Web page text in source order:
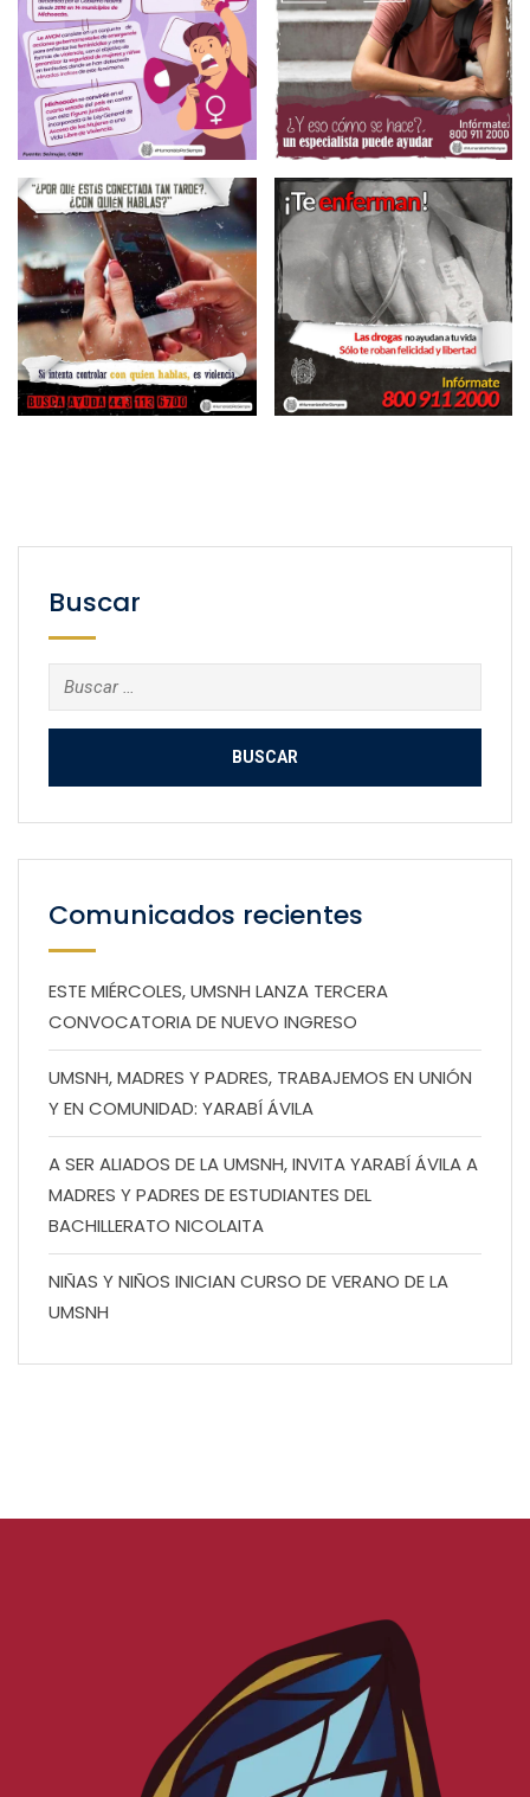
Buscar
Buscar:
Comunicados recientes
ESTE MIÉRCOLES, UMSNH LANZA TERCERA
CONVOCATORIA DE NUEVO INGRESO
UMSNH, MADRES Y PADRES, TRABAJEMOS EN UNIÓN
Y EN COMUNIDAD: YARABÍ ÁVILA
A SER ALIADOS DE LA UMSNH, INVITA YARABÍ ÁVILA A
MADRES Y PADRES DE ESTUDIANTES DEL
BACHILLERATO NICOLAITA
NIÑAS Y NIÑOS INICIAN CURSO DE VERANO DE LA
UMSNH